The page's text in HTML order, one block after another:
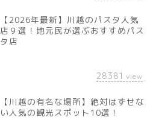
【2026年最新】川越のパスタ人気
店９選！地元民が選ぶおすすめパス
タ店
28381 view
【川越の有名な場所】絶対はずせな
い人気の観光スポット10選！